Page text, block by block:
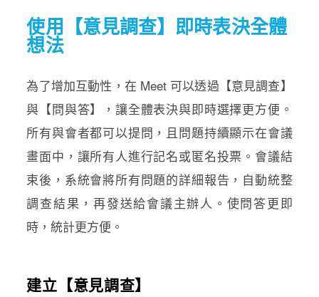
使用【意見調查】即時表決全體
想法
為了增加互動性，在 Meet 可以透過【意見調查】
與【問與答】，讓全體表決與即時選擇更方便。
所有與會者都可以提問，且問題持續顯示在會議
畫面中，讓所有人進行記名或匿名投票。會議結
束後，系統會將所有問題的詳細報告，自動統整
調查結果，再發送給會議主辦人。使問答更即
時，統計更方便。
建立【意見調查】